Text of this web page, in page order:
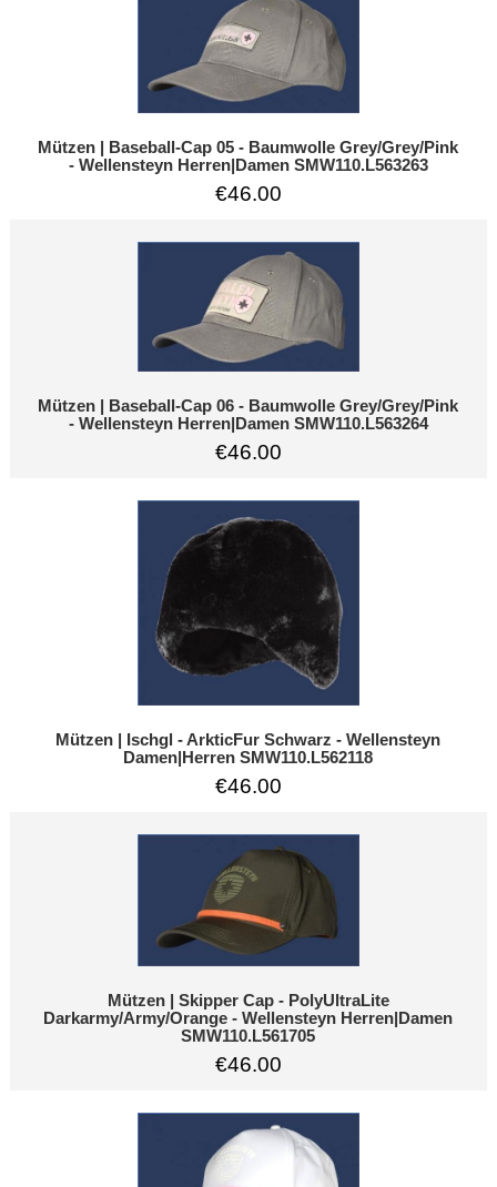
Mützen | Baseball-Cap 05 - Baumwolle Grey/Grey/Pink
- Wellensteyn Herren|Damen SMW110.L563263
€46.00
Mützen | Baseball-Cap 06 - Baumwolle Grey/Grey/Pink
- Wellensteyn Herren|Damen SMW110.L563264
€46.00
Mützen | Ischgl - ArkticFur Schwarz - Wellensteyn
Damen|Herren SMW110.L562118
€46.00
Mützen | Skipper Cap - PolyUltraLite
Darkarmy/Army/Orange - Wellensteyn Herren|Damen
SMW110.L561705
€46.00